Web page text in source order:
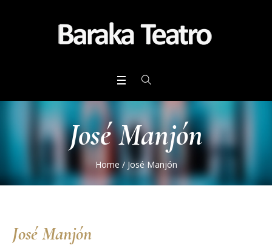
José Manjón
Home / José Manjón
José Manjón